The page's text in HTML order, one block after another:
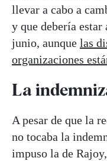
llevar a cabo a
y que debería estar
junio, aunque las
organizaciones
La
A pesar de que la
no tocaba la
impuso la de